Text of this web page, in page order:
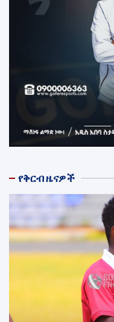
የቅርብ ዜናዎች